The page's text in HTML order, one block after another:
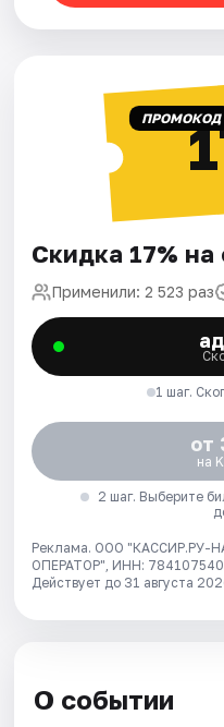
ПРОМОКОД
Скидка 17%
Применили: 2 523 раз
1 шаг.
от
на
2 шаг. Выберите
Реклама. ООО
ОПЕРАТОР", ИНН:
Действует до 31 августа
О событии